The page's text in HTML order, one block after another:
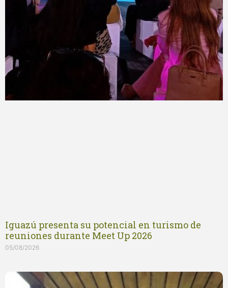
Iguazú presenta su potencial en turismo de
reuniones durante Meet Up 2026
05/08/2026